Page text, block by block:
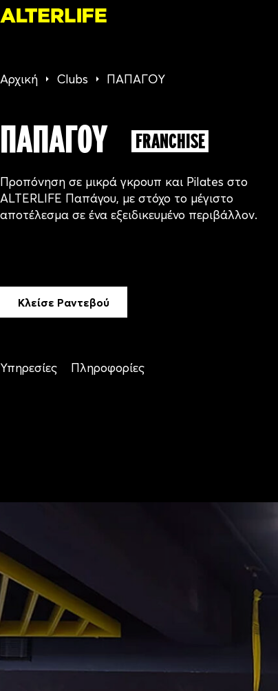
Αρχική Clubs ΠΑΠΑΓΟΥ
ΠΑΠΑΓΟΥ FRANCHISE
Προπόνηση σε μικρά γκρουπ και Pilates στο
ALTERLIFE Παπάγου, με στόχο το μέγιστο
αποτέλεσμα σε ένα εξειδικευμένο περιβάλλον.
Κλείσε Ραντεβού
Υπηρεσίες Πληροφορίες